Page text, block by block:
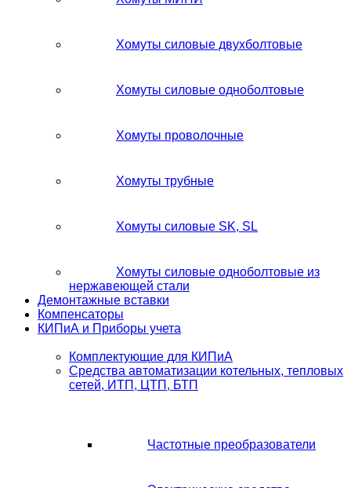
Хомуты силовые двухболтовые
Хомуты силовые одноболтовые
Хомуты проволочные
Хомуты трубные
Хомуты силовые SK, SL
Хомуты силовые одноболтовые из
нержавеющей стали
Демонтажные вставки
Компенсаторы
КИПиА и Приборы учета
Комплектующие для КИПиА
Средства автоматизации котельных, тепловых
сетей, ИТП, ЦТП, БТП
Частотные преобразователи